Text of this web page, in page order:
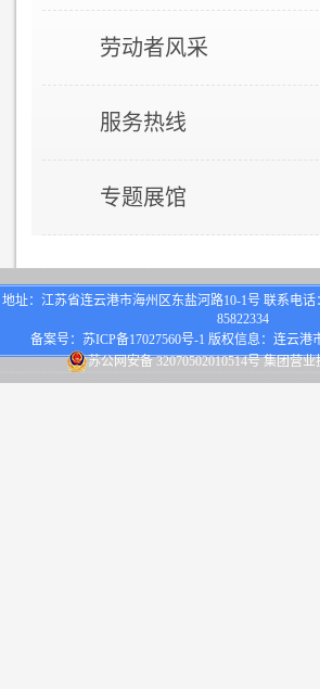
劳动者风采
服务热线
专题展馆
地址：江苏省连云港市海州区东盐河路10-1号 联系电话
85822334
备案号： 苏ICP备17027560号-1 版权信息：连云港
苏公网安备 32070502010514号 集团营业